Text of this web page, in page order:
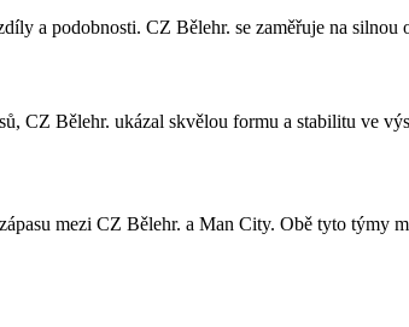
a podobnosti. CZ Bělehr. se zaměřuje na
CZ Bělehr. ukázal skvělou formu a stabilitu ve
mezi CZ Bělehr. a Man City. Obě tyto týmy